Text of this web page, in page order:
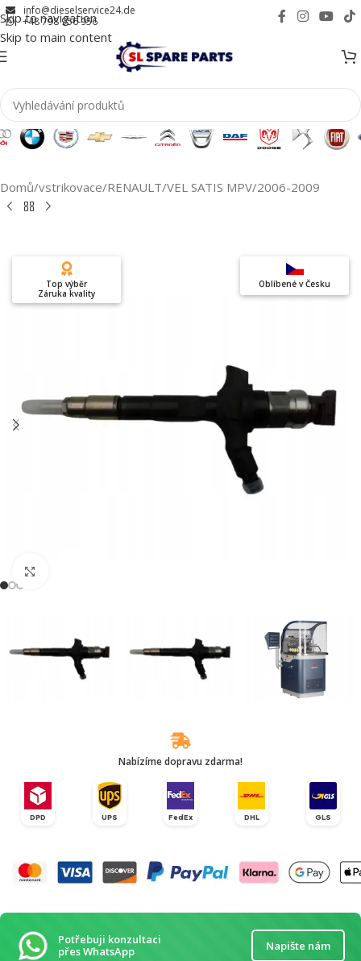
Skip to navigation
Skip to main content
info@dieselservice24.de
+48 798 956 956
Domů/vstrikovace/RENAULT/VEL SATIS MPV/2006-2009
Oblíbené v Česku
Top výběr
Záruka kvality
Nabízíme dopravu zdarma!
DPD UPS FedEx DHL GLS
Potřebuji konzultaci
přes WhatsApp
Napište nám